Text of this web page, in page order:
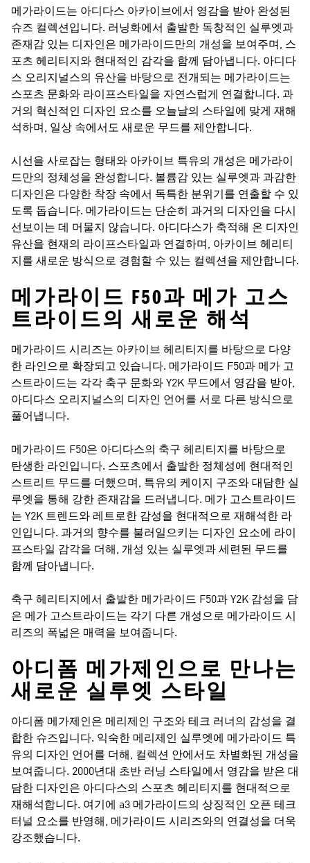
메가라이드는 아디다스 아카이브에서 영감을 받아 완성된
슈즈 컬렉션입니다. 러닝화에서 출발한 독창적인 실루엣과
존재감 있는 디자인은 메가라이드만의 개성을 보여주며, 스
포츠 헤리티지와 현대적인 감각을 함께 담아냅니다. 아디다
스 오리지널스의 유산을 바탕으로 전개되는 메가라이드는
스포츠 문화와 라이프스타일을 자연스럽게 연결합니다. 과
거의 혁신적인 디자인 요소를 오늘날의 스타일에 맞게 재해
석하며, 일상 속에서도 새로운 무드를 제안합니다.
시선을 사로잡는 형태와 아카이브 특유의 개성은 메가라이
드만의 정체성을 완성합니다. 볼륨감 있는 실루엣과 과감한
디자인은 다양한 착장 속에서 독특한 분위기를 연출할 수 있
도록 돕습니다. 메가라이드는 단순히 과거의 디자인을 다시
선보이는 데 머물지 않습니다. 아디다스가 축적해 온 디자인
유산을 현재의 라이프스타일과 연결하며, 아카이브 헤리티
지를 새로운 방식으로 경험할 수 있는 컬렉션을 제안합니다.
메가라이드 F50과 메가 고스
트라이드의 새로운 해석
메가라이드 시리즈는 아카이브 헤리티지를 바탕으로 다양
한 라인으로 확장되고 있습니다. 메가라이드 F50과 메가 고
스트라이드는 각각 축구 문화와 Y2K 무드에서 영감을 받아,
아디다스 오리지널스의 디자인 언어를 서로 다른 방식으로
풀어냅니다.
메가라이드 F50은 아디다스의 축구 헤리티지를 바탕으로
탄생한 라인입니다. 스포츠에서 출발한 정체성에 현대적인
스트리트 무드를 더했으며, 특유의 케이지 구조와 대담한 실
루엣을 통해 강한 존재감을 드러냅니다. 메가 고스트라이드
는 Y2K 트렌드와 레트로한 감성을 현대적으로 재해석한 라
인입니다. 과거의 향수를 불러일으키는 디자인 요소에 라이
프스타일 감각을 더해, 개성 있는 실루엣과 세련된 무드를
함께 담아냅니다.
축구 헤리티지에서 출발한 메가라이드 F50과 Y2K 감성을 담
은 메가 고스트라이드는 각기 다른 개성으로 메가라이드 시
리즈의 폭넓은 매력을 보여줍니다.
아디폼 메가제인으로 만나는
새로운 실루엣 스타일
아디폼 메가제인은 메리제인 구조와 테크 러너의 감성을 결
합한 슈즈입니다. 익숙한 메리제인 실루엣에 메가라이드 특
유의 디자인 언어를 더해, 컬렉션 안에서도 차별화된 개성을
보여줍니다. 2000년대 초반 러닝 스타일에서 영감을 받은 대
담한 디자인은 아디다스의 스포츠 헤리티지를 현대적으로
재해석합니다. 여기에 a3 메가라이드의 상징적인 오픈 테크
터널 요소를 반영해, 메가라이드 시리즈와의 연결성을 더욱
강조했습니다.